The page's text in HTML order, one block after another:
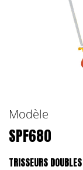
Modèle
SPF680
TRISSEURS DOUBLES